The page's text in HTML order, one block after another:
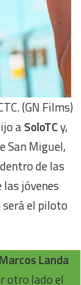
(GN Films)
aSoloTCy,
San Miguel,
de las
jóvenes
el piloto
Landa
otro lado el